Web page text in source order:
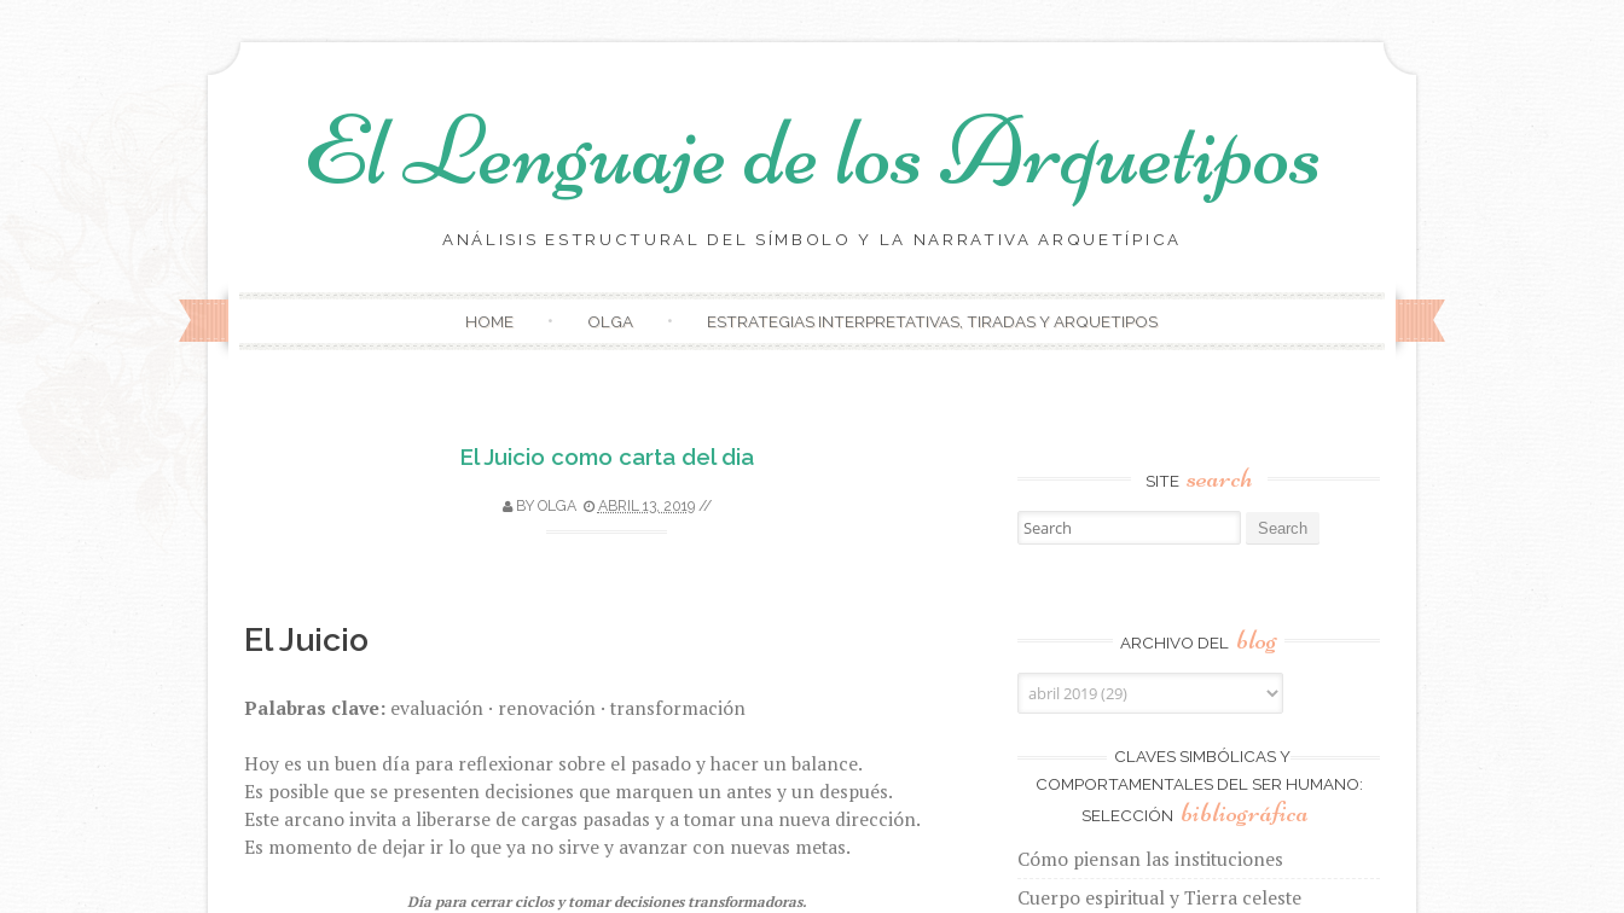
El Lenguaje de los Arquetipos
ANÁLISIS ESTRUCTURAL DEL SÍMBOLO Y LA NARRATIVA ARQUETÍPICA
HOME OLGA ESTRATEGIAS INTERPRETATIVAS, TIRADAS Y ARQUETIPOS
El Juicio como carta del dia
BY OLGA ABRIL 13, 2019//
El Juicio
Palabras clave: evaluación · renovación · transformación
Hoy es un buen día para reflexionar sobre el pasado y hacer un balance.
Es posible que se presenten decisiones que marquen un antes y un después.
Este arcano invita a liberarse de cargas pasadas y a tomar una nueva dirección.
Es momento de dejar ir lo que ya no sirve y avanzar con nuevas metas.
Día para cerrar ciclos y tomar decisiones transformadoras.
SITE search
Search for:
ARCHIVO DEL blog
CLAVES SIMBÓLICAS Y
COMPORTAMENTALES DEL SER HUMANO:
SELECCIÓN bibliográfica
Cómo piensan las instituciones
Cuerpo espiritual y Tierra celeste